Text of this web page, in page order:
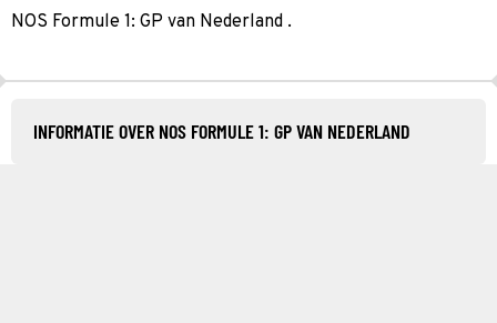
NOS Formule 1: GP van Nederland .
INFORMATIE OVER NOS FORMULE 1: GP VAN NEDERLAND